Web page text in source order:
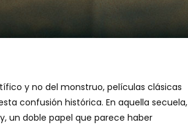
y no del monstruo, películas clásicas
confusión histórica. En aquella secuela,
un doble papel que parece haber